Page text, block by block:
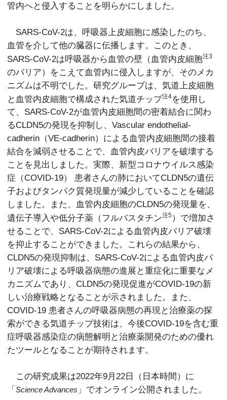
管内へと侵入することを明らかにしました。
SARS-CoV-2は、呼吸器上皮細胞に感染したのち、
血管を介して他の臓器に伝播します。このとき、
SARS-CoV-2は呼吸器から血管の壁（血管内皮細胞注3
のバリア）をこえて血管内に侵入しますが、そのメカ
ニズムは不明でした。研究グループは、気道上皮細胞
と血管内皮細胞で構成された気道チップ注4を使用し
て、SARS-CoV-2が血管内皮細胞間の密着結合に関わ
るCLDN5の発現を抑制し、Vascular endothelial-
cadherin（VE-cadherin）による血管内皮細胞間の接着
結合を減弱させることで、血管内皮バリアを破壊する
ことを見出しました。実際、新型コロナウイルス感染
症（COVID-19） 患者さんの肺においてCLDN5の遺伝
子およびタンパク質発現量が減少していることを確認
しました。また、血管内皮細胞のCLDN5の発現量を、
遺伝子導入や低分子薬（フルバスタチン注5）で増加さ
せることで、SARS-CoV-2による血管内皮バリア破壊
を抑止することができました。これらの結果から、
CLDN5の発現抑制は、SARS-CoV-2による血管内皮バ
リア破壊による呼吸器病態の進展と重症化に重要なメ
カニズムであり、CLDN5の発現促進がCOVID-19の新
しい治療戦略となることが示されました。また、
COVID-19 患者さんの呼吸器病態の再現と治療薬の探
索ができる気道チップ技術は、今後COVID-19を含む重
症呼吸器感染症の病態解明と治療薬開発のための優れ
たツールとなることが期待されます。
この研究成果は2022年9月22日（日本時間）に
「Science Advances 」でオンライン公開されました。